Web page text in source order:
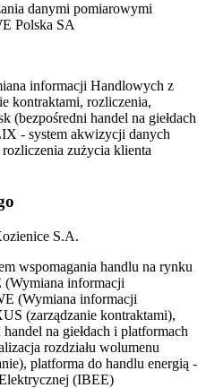
danymi pomiarowymi
Polska SA
informacji Handlowych z
kontraktami, rozliczenia,
(bezpośredni handel na giełdach
- system akwizycji danych
zużycia klienta
S.A.
wspomagania handlu na rynku
informacji
(Wymiana informacji
(zarządzanie kontraktami),
na giełdach i platformach
rozdziału wolumenu
platforma do handlu energią -
(IBEE)